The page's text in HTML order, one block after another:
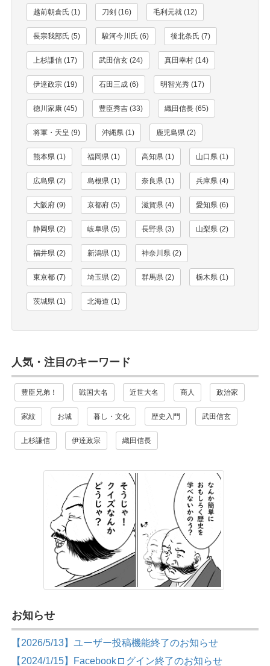
越前朝倉氏 (1) 刀剣 (16) 毛利元就 (12)
長宗我部氏 (5) 駿河今川氏 (6) 後北条氏 (7)
上杉謙信 (17) 武田信玄 (24) 真田幸村 (14)
伊達政宗 (19) 石田三成 (6) 明智光秀 (17)
徳川家康 (45) 豊臣秀吉 (33) 織田信長 (65)
将軍・天皇 (9) 沖縄県 (1) 鹿児島県 (2)
熊本県 (1) 福岡県 (1) 高知県 (1) 山口県 (1)
広島県 (2) 島根県 (1) 奈良県 (1) 兵庫県 (4)
大阪府 (9) 京都府 (5) 滋賀県 (4) 愛知県 (6)
静岡県 (2) 岐阜県 (5) 長野県 (3) 山梨県 (2)
福井県 (2) 新潟県 (1) 神奈川県 (2)
東京都 (7) 埼玉県 (2) 群馬県 (2) 栃木県 (1)
茨城県 (1) 北海道 (1)
人気・注目のキーワード
豊臣兄弟！ 戦国大名 近世大名 商人 政治家
家紋 お城 暮し・文化 歴史入門 武田信玄
上杉謙信 伊達政宗 織田信長
お知らせ
【2026/5/13】ユーザー投稿機能終了のお知らせ
【2024/1/15】Facebookログイン終了のお知らせ